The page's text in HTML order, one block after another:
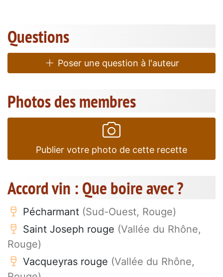
Questions
Poser une question à l'auteur
Photos des membres
Publier votre photo de cette recette
Accord vin : Que boire avec ?
Pécharmant (Sud-Ouest, Rouge)
Saint Joseph rouge (Vallée du Rhône,
Rouge)
Vacqueyras rouge (Vallée du Rhône,